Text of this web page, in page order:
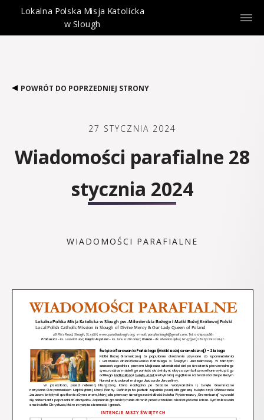
Lokalna Polska Misja Katolicka
w Slough
POWRÓT DO POPRZEDNIEJ STRONY
27 STYCZNIA 2024
Wiadomości parafialne 28
stycznia 2024
WIADOMOŚCI PARAFIALNE